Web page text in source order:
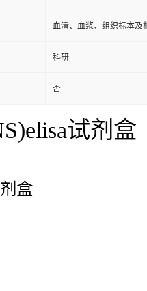
血清、血浆、组织标本及
科研
否
试剂盒
盒